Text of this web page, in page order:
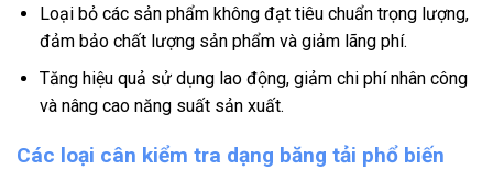
Loại bỏ các sản phẩm không đạt tiêu chuẩn trọng lượng,
đảm bảo chất lượng sản phẩm và giảm lãng phí.
Tăng hiệu quả sử dụng lao động, giảm chi phí nhân công
và nâng cao năng suất sản xuất.
Các loại cân kiểm tra dạng băng tải phổ biến